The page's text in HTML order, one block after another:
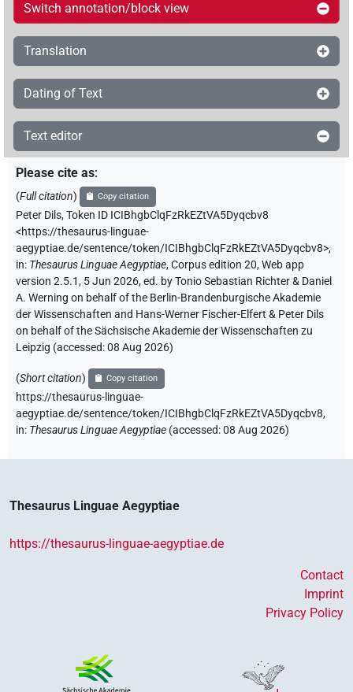
Switch annotation/block view
Translation
Dating of Text
Text editor
Please cite as:
(Full citation) Copy citation
Peter Dils,Token ID ICIBhgbClqFzRkEZtVA5Dyqcbv8
<https://thesaurus-linguae-
aegyptiae.de/sentence/token/ICIBhgbClqFzRkEZtVA5Dyqcbv8>,
in: Thesaurus Linguae Aegyptiae,Corpus edition 20, Web app
version 2.5.1, 5 Jun 2026, ed. by Tonio Sebastian Richter & Daniel
A. Werning on behalf of the Berlin-Brandenburgische Akademie
der Wissenschaften and Hans-Werner Fischer-Elfert & Peter Dils
on behalf of the Sächsische Akademie der Wissenschaften zu
Leipzig (accessed:08 Aug 2026)
(Short citation) Copy citation
https://thesaurus-linguae-
aegyptiae.de/sentence/token/ICIBhgbClqFzRkEZtVA5Dyqcbv8,
in: Thesaurus Linguae Aegyptiae (accessed:08 Aug 2026)
Thesaurus Linguae Aegyptiae
https://thesaurus-linguae-aegyptiae.de
Contact
Imprint
Privacy Policy